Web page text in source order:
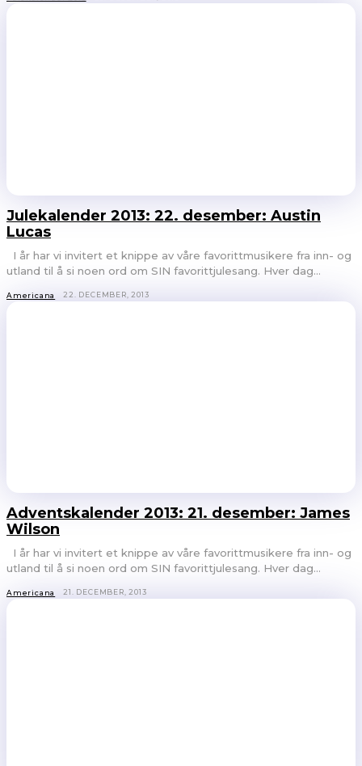
Julekalender 2013: 22. desember: Austin
Lucas
utland til å si noen ord om SIN favorittjulesang. Hver dag...
Americana 22. DECEMBER, 2013
Adventskalender 2013: 21. desember: James
Wilson
utland til å si noen ord om SIN favorittjulesang. Hver dag...
Americana 21. DECEMBER, 2013